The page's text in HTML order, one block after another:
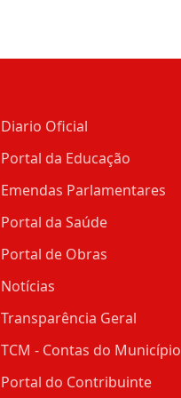
Diario Oficial
Portal da Educação
Emendas Parlamentares
Portal da Saúde
Portal de Obras
Notícias
Transparência Geral
TCM - Contas do Município
Portal do Contribuinte